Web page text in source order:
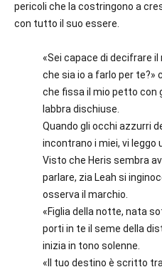
pericoli che la costringono a
con tutto il suo essere.
«Sei capace di decifrare
che sia io a farlo per te?»
che fissa il mio petto con
labbra dischiuse.
Quando gli occhi azzurri
incontrano i miei, vi leggo
Visto che Heris sembra
parlare, zia Leah si
osserva il marchio.
«Figlia della notte, nata
porti in te il seme della
inizia in tono solenne.
«Il tuo destino è scritto